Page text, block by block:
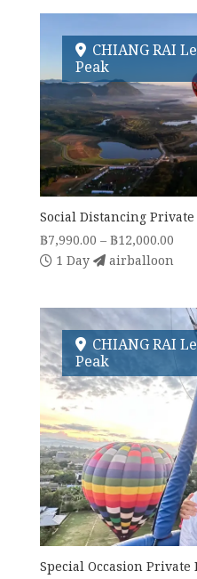
CHIANG RAI
Peak
Social Distancing
฿7,990.00 – ฿12,000.00Price
฿
1 Day airballoon
CHIANG RAI
Peak
Special Occasion Private